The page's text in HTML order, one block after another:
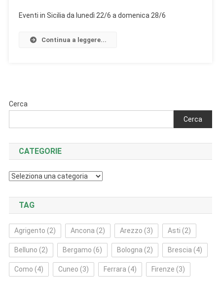
Eventi in Sicilia da lunedì 22/6 a domenica 28/6
Continua a leggere...
Cerca
Cerca
CATEGORIE
Categorie
TAG
Agrigento (2) Ancona (2) Arezzo (3) Asti (2)
Belluno (2) Bergamo (6) Bologna (2) Brescia (4)
Como (4) Cuneo (3) Ferrara (4) Firenze (3)